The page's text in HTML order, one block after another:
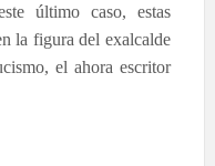
último caso, estas
la figura del exalcalde
el ahora escritor